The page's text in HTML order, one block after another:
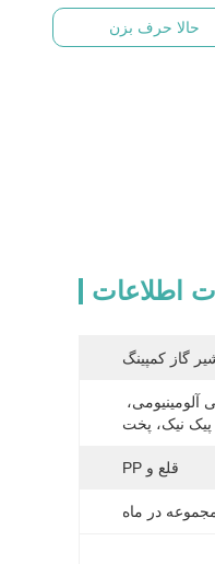
حالا حرف بزن
اطلاعات
​​گاز کمپینگ
پیک نیک، پخت
قلع و PP